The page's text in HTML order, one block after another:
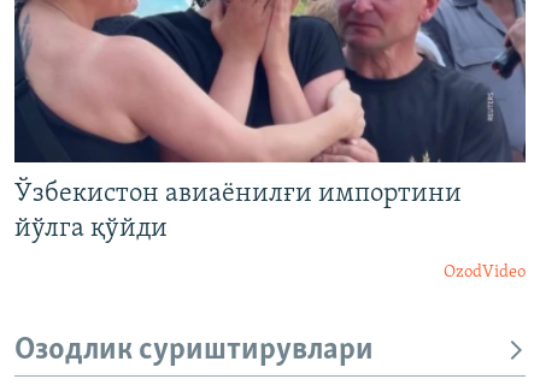
Ўзбекистон авиаёнилғи импортини
йўлга қўйди
OzodVideo
Озодлик суриштирувлари